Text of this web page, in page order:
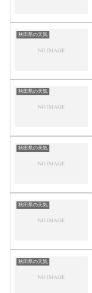
秋田県の天気
秋田県の天気
秋田県の天気
秋田県の天気
秋田県の天気